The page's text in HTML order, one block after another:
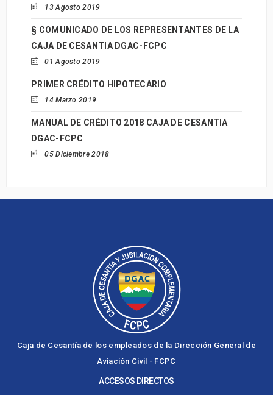
13 Agosto 2019
§ COMUNICADO DE LOS REPRESENTANTES DE LA
CAJA DE CESANTIA DGAC-FCPC
01 Agosto 2019
PRIMER CRÉDITO HIPOTECARIO
14 Marzo 2019
MANUAL DE CRÉDITO 2018 CAJA DE CESANTIA
DGAC-FCPC
05 Diciembre 2018
Caja de Cesantía de los empleados de la Dirección General de
Aviación Civil - FCPC
ACCESOS DIRECTOS